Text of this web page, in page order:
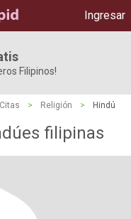
Ingresar
Filipinos!
Citas > Religión > Hindú
filipinas